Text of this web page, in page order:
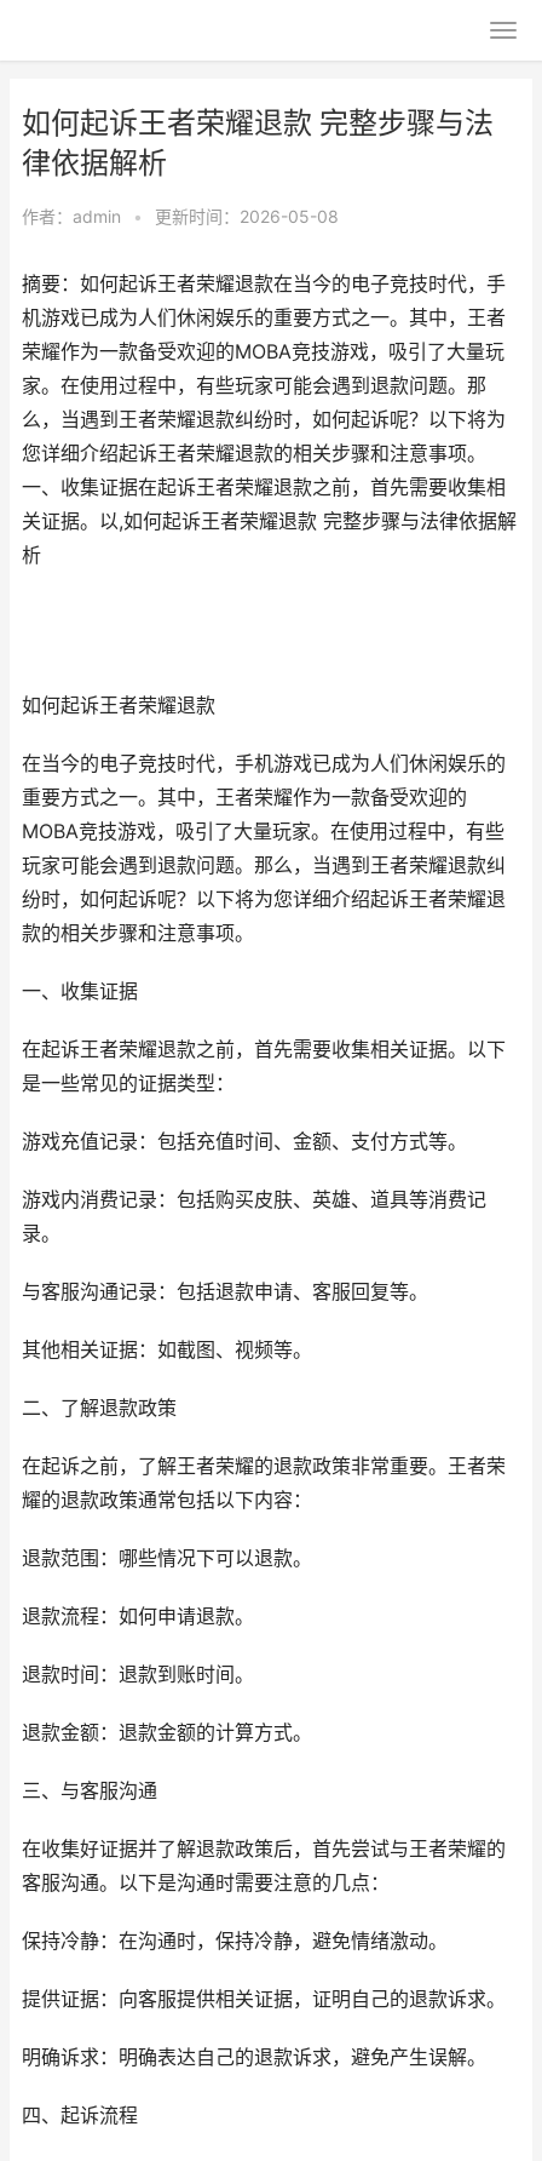
如何起诉王者荣耀退款 完整步骤与法
律依据解析
作者： admin • 更新时间：2026-05-08
摘要：如何起诉王者荣耀退款在当今的电子竞技时代，手
机游戏已成为人们休闲娱乐的重要方式之一。其中，王者
荣耀作为一款备受欢迎的MOBA竞技游戏，吸引了大量玩
家。在使用过程中，有些玩家可能会遇到退款问题。那
么，当遇到王者荣耀退款纠纷时，如何起诉呢？以下将为
您详细介绍起诉王者荣耀退款的相关步骤和注意事项。
一、收集证据在起诉王者荣耀退款之前，首先需要收集相
关证据。以,如何起诉王者荣耀退款 完整步骤与法律依据解
析
如何起诉王者荣耀退款
在当今的电子竞技时代，手机游戏已成为人们休闲娱乐的
重要方式之一。其中，王者荣耀作为一款备受欢迎的
MOBA竞技游戏，吸引了大量玩家。在使用过程中，有些
玩家可能会遇到退款问题。那么，当遇到王者荣耀退款纠
纷时，如何起诉呢？以下将为您详细介绍起诉王者荣耀退
款的相关步骤和注意事项。
一、收集证据
在起诉王者荣耀退款之前，首先需要收集相关证据。以下
是一些常见的证据类型：
游戏充值记录：包括充值时间、金额、支付方式等。
游戏内消费记录：包括购买皮肤、英雄、道具等消费记
录。
与客服沟通记录：包括退款申请、客服回复等。
其他相关证据：如截图、视频等。
二、了解退款政策
在起诉之前，了解王者荣耀的退款政策非常重要。王者荣
耀的退款政策通常包括以下内容：
退款范围：哪些情况下可以退款。
退款流程：如何申请退款。
退款时间：退款到账时间。
退款金额：退款金额的计算方式。
三、与客服沟通
在收集好证据并了解退款政策后，首先尝试与王者荣耀的
客服沟通。以下是沟通时需要注意的几点：
保持冷静：在沟通时，保持冷静，避免情绪激动。
提供证据：向客服提供相关证据，证明自己的退款诉求。
明确诉求：明确表达自己的退款诉求，避免产生误解。
四、起诉流程